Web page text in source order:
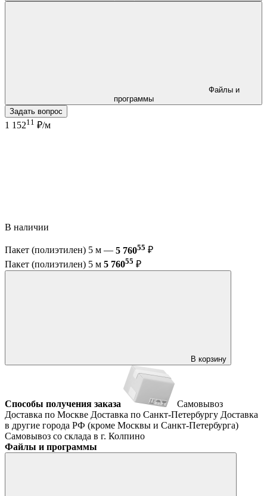
программы
Задать вопрос
1 15211 ₽/м
В наличии
Пакет (полиэтилен) 5 м — 5 76055 ₽
Пакет (полиэтилен) 5 м 5 76055 ₽
В корзину
Способы получения заказа
Самовывоз
Доставка по Москве Доставка по Санкт-Петербургу Доставка
в другие города РФ (кроме Москвы и Санкт-Петербурга)
Самовывоз со склада в г. Колпино
Файлы и программы